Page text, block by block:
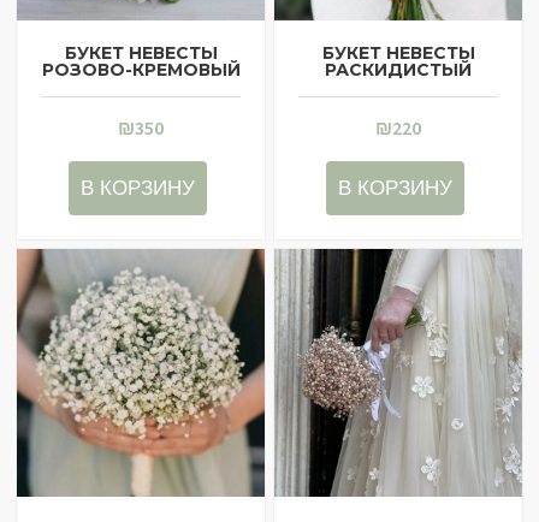
БУКЕТ НЕВЕСТЫ
РОЗОВО-КРЕМОВЫЙ
₪350
В КОРЗИНУ
БУКЕТ НЕВЕСТЫ
РАСКИДИСТЫЙ
₪220
В КОРЗИНУ